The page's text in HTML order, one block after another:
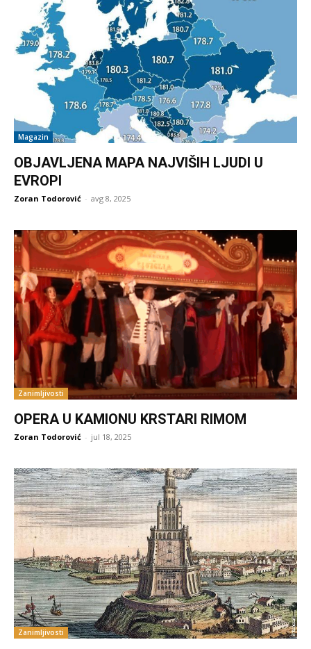
Magazin
OBJAVLJENA MAPA NAJVIŠIH LJUDI U
EVROPI
Zoran Todorović - avg 8, 2025
Zanimljivosti
OPERA U KAMIONU KRSTARI RIMOM
Zoran Todorović - jul 18, 2025
Zanimljivosti